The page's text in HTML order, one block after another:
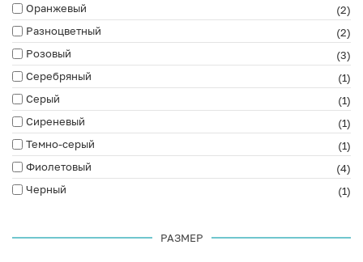
Оранжевый
(2)
Разноцветный
(2)
Розовый
(3)
Серебряный
(1)
Серый
(1)
Сиреневый
(1)
Темно-серый
(1)
Фиолетовый
(4)
Черный
(1)
РАЗМЕР